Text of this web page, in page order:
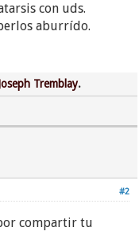
con uds.
aburrído.
Tremblay.
#2
compartir tu